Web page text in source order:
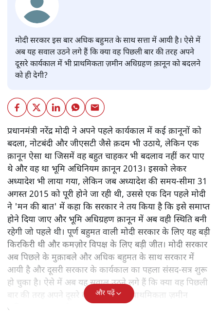
मोदी सरकार इस बार अधिक बहुमत के साथ सत्ता में आयी है। ऐसे में
अब यह सवाल उठने लगे हैं कि क्या वह पिछली बार की तरह अपने
दूसरे कार्यकाल में भी प्राथमिकता ज़मीन अधिग्रहण क़ानून को बदलने
को ही देगी?
प्रधानमंत्री नरेंद्र मोदी ने अपने पहले कार्यकाल में कई क़ानूनों को
बदला, नोटबंदी और जीएसटी जैसे क़दम भी उठाये, लेकिन एक
क़ानून ऐसा था जिसमें वह बहुत चाहकर भी बदलाव नहीं कर पाए
थे और वह था भूमि अधिनियम क़ानून 2013। इसको लेकर
अध्यादेश भी लाया गया, लेकिन जब अध्यादेश की समय-सीमा 31
अगस्त 2015 को पूरी होने जा रही थी, उससे एक दिन पहले मोदी
ने 'मन की बात' में कहा कि सरकार ने तय किया है कि इसे समाप्त
होने दिया जाए और भूमि अधिग्रहण क़ानून में अब वही स्थिति बनी
रहेगी जो पहले थी। पूर्ण बहुमत वाली मोदी सरकार के लिए यह बड़ी
किरकिरी थी और कमज़ोर विपक्ष के लिए बड़ी जीत। मोदी सरकार
अब पिछले के मुक़ाबले और अधिक बहुमत के साथ सरकार में
आयी है और दूसरी सरकार के कार्यकाल का पहला संसद-सत्र शुरू
हो चुका है। ऐसे में अब यह सवाल उठने लगे हैं कि क्या वह पिछली
बार की तरह अपने दूसरे कार्यकाल में भी प्राथमिकता ज़मीन
अधिग्रहण क़ानून को बदलने को ही देगी?
और पढ़ें